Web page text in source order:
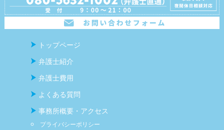
トップページ
弁護士紹介
弁護士費用
よくある質問
事務所概要・アクセス
プライバシーポリシー